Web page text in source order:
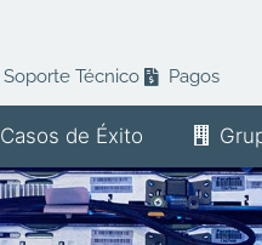
Soporte Técnico Pagos
Casos de Éxito